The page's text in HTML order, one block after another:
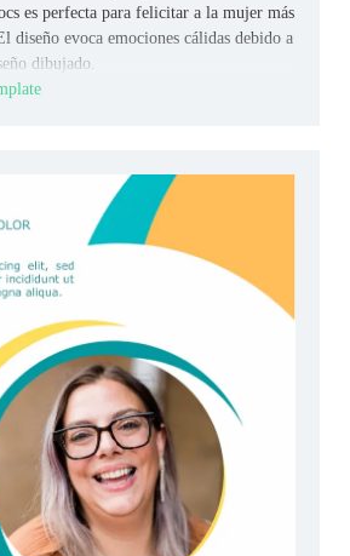
es perfecta para felicitar a la mujer más
diseño evoca emociones cálidas debido a
dibujado.